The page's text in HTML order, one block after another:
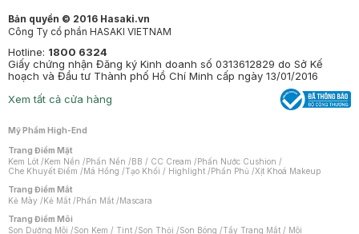
Bản quyền © 2016 Hasaki.vn
Công Ty cổ phần HASAKI VIETNAM
Hotline: 1800 6324
Giấy chứng nhận Đăng ký Kinh doanh số 0313612829 do Sở Kế
hoạch và Đầu tư Thành phố Hồ Chí Minh cấp ngày 13/01/2016
Xem tất cả cửa hàng
Mỹ Phẩm High-End
Trang Điểm Mặt
Kem Lót /Kem Nền /Phấn Nền /BB / CC Cream /Phấn Nước Cushion /
Che Khuyết Điểm /Má Hồng /Tạo Khối / Highlight /Phấn Phủ /Xịt Khoá Makeup
Trang Điểm Mắt
Kẻ Mày /Kẻ Mắt /Phấn Mắt /Mascara
Trang Điểm Môi
Son Dưỡng Môi /Son Kem / Tint /Son Thỏi /Son Bóng /Tẩy Trang Mắt / Môi